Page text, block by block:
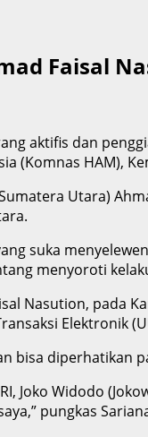
Faisal
aktifis dan
(Komnas HAM),
Utara)
suka
menyoroti
Nasution, pada
Elektronik
bisa diperhatikan
Joko Widodo
pungkas